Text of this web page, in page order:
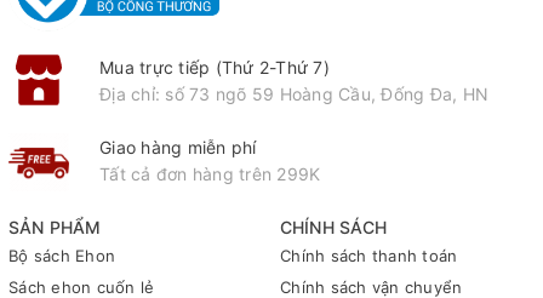
SẢN PHẨM
Bộ sách Ehon
Sách ehon cuốn lẻ
CHÍNH SÁCH
Chính sách thanh toán
Chính sách vận chuyển
Mua trực tiếp (Thứ 2-Thứ 7)
Địa chỉ: số 73 ngõ 59 Hoàng Cầu, Đống Đa, HN
Giao hàng miễn phí
Tất cả đơn hàng trên 299K